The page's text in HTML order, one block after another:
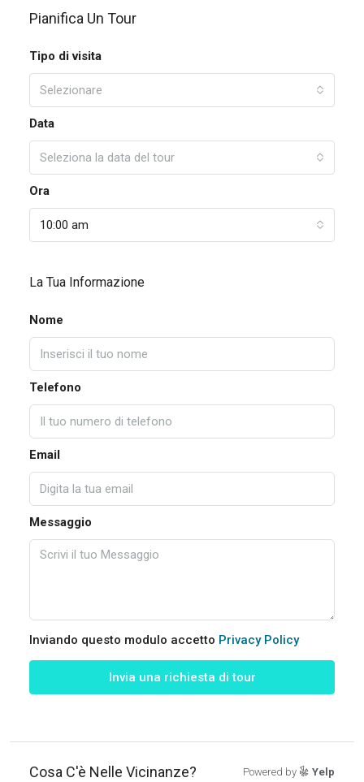
Pianifica Un Tour
Tipo di visita
Selezionare
Data
Seleziona la data del tour
Ora
10:00 am
La Tua Informazione
Nome
Telefono
Email
Messaggio
Inviando questo modulo accetto Privacy Policy
Invia una richiesta di tour
Cosa C'è Nelle Vicinanze? Powered by Yelp